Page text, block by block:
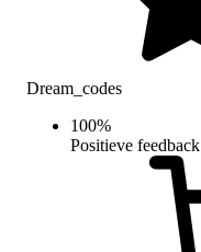
Dream_codes
100%
Positieve feedback